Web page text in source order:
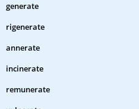
generate
rigenerate
annerate
incinerate
remunerate